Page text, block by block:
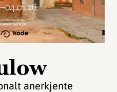
anerkjente